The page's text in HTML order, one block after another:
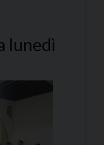
lunedì